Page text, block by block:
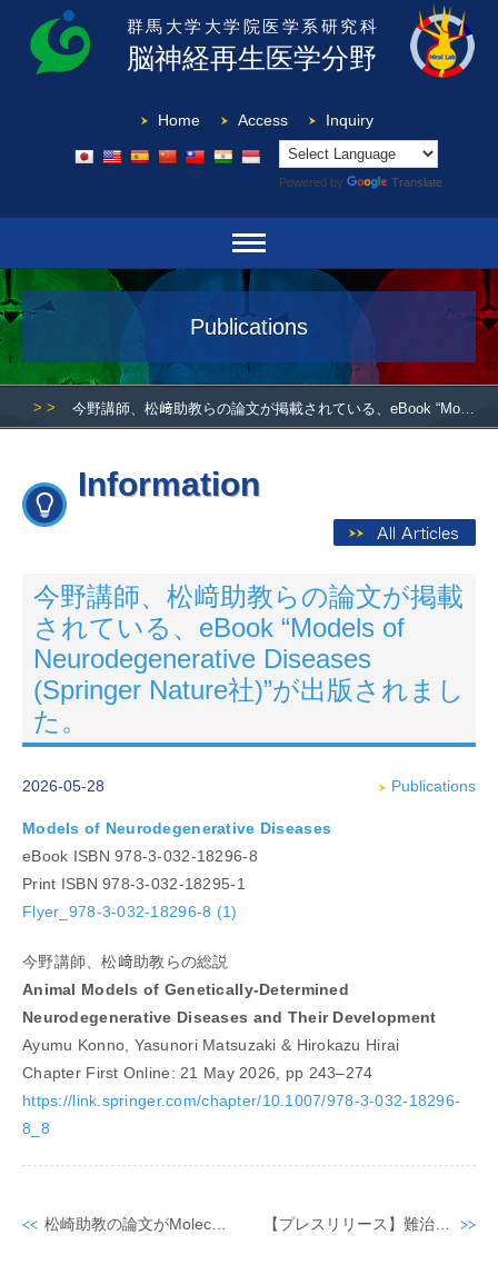
群馬大学大学院医学系研究科
脳神経再生医学分野
Home Access Inquiry
Powered by Translate
Publications
> > 今野講師、松﨑助教らの論文が掲載されている、eBook “Models of Neurodegenerative Diseases (Springer Nature社)”が出版されました。
Information
今野講師、松﨑助教らの論文が掲載
されている、eBook “Models of
Neurodegenerative Diseases
(Springer Nature社)”が出版されまし
た。
2026-05-28 Publications
Models of Neurodegenerative Diseases
eBook ISBN 978-3-032-18296-8
Print ISBN 978-3-032-18295-1
Flyer_978-3-032-18296-8 (1)
今野講師、松﨑助教らの総説
Animal Models of Genetically-Determined
Neurodegenerative Diseases and Their Development
Ayumu Konno, Yasunori Matsuzaki & Hirokazu Hirai
Chapter First Online: 21 May 2026, pp 243–274
https://link.springer.com/chapter/10.1007/978-3-032-18296-
8_8
【プレスリリース】難治性てんかんに対する新たな遺伝子治療法を開発